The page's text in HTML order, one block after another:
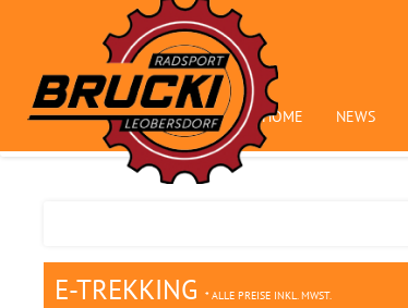
HOME NEWS
E-TREKKING * ALLE PREISE INKL. MWST.